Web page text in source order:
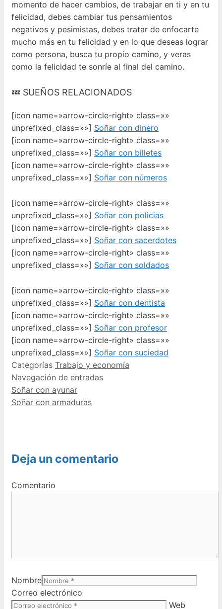
momento de hacer cambios, de trabajar en ti y en tu
felicidad, debes cambiar tus pensamientos
negativos y pesimistas, debes tratar de enfocarte
mucho más en tu felicidad y en lo que deseas lograr
como persona, busca tu propio camino, y veras
como la felicidad te sonríe al final del camino.
💤 SUEÑOS RELACIONADOS
[icon name=»arrow-circle-right» class=»»
unprefixed_class=»»] Soñar con dinero
[icon name=»arrow-circle-right» class=»»
unprefixed_class=»»] Soñar con billetes
[icon name=»arrow-circle-right» class=»»
unprefixed_class=»»] Soñar con números
[icon name=»arrow-circle-right» class=»»
unprefixed_class=»»] Soñar con policias
[icon name=»arrow-circle-right» class=»»
unprefixed_class=»»] Soñar con sacerdotes
[icon name=»arrow-circle-right» class=»»
unprefixed_class=»»] Soñar con soldados
[icon name=»arrow-circle-right» class=»»
unprefixed_class=»»] Soñar con dentista
[icon name=»arrow-circle-right» class=»»
unprefixed_class=»»] Soñar con profesor
[icon name=»arrow-circle-right» class=»»
unprefixed_class=»»] Soñar con suciedad
Categorías Trabajo y economía
Navegación de entradas
Soñar con ayunar
Soñar con armaduras
Deja un comentario
Comentario
Nombre
Correo electrónico
Web